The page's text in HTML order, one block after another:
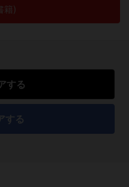
籍)
する
する